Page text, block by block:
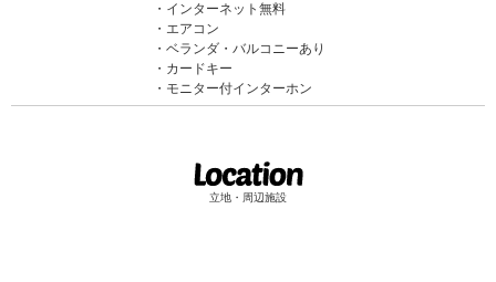
インターネット無料
エアコン
ベランダ・バルコニーあり
カードキー
モニター付インターホン
立地・周辺施設